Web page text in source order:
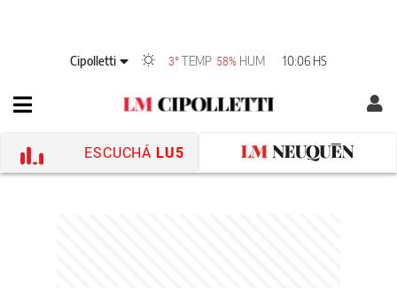
Cipolletti 3°TEMP 58% HUM 10:06 HS
ESCUCHÁ LU5